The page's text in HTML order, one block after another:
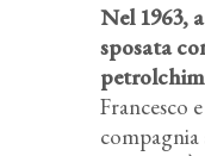
Nel 1963,
sposata
Francesco